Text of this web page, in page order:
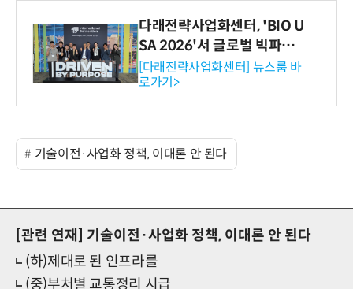
다래전략사업화센터, 'BIO U
SA 2026'서 글로벌 빅파마
와의 비즈니스 미팅 지원…K
-바이오 해외 진출 교두보 확
보
[다래전략사업화센터] 뉴스룸 바
로가기>
기술이전·사업화 정책, 이대론 안 된다
[관련 연재]
기술이전·사업화 정책, 이대론 안 된다
(하)제대로 된 인프라를
(중)부처별 교통정리 시급